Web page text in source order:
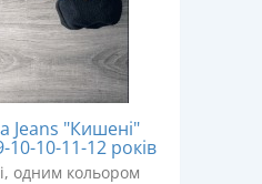
Jeans "Кишені"
10-10-11-12 років
одним кольором